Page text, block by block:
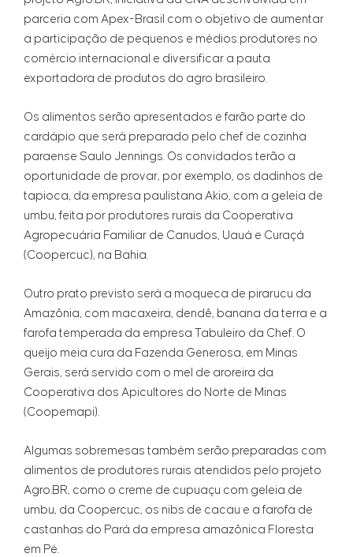
parceria com Apex-Brasil com o objetivo de aumentar
a participação de pequenos e médios produtores no
comércio internacional e diversificar a pauta
exportadora de produtos do agro brasileiro.
Os alimentos serão apresentados e farão parte do
cardápio que será preparado pelo chef de cozinha
paraense Saulo Jennings. Os convidados terão a
oportunidade de provar, por exemplo, os dadinhos de
tapioca, da empresa paulistana Akio, com a geleia de
umbu, feita por produtores rurais da Cooperativa
Agropecuária Familiar de Canudos, Uauá e Curaçá
(Coopercuc), na Bahia.
Outro prato previsto será a moqueca de pirarucu da
Amazônia, com macaxeira, dendê, banana da terra e a
farofa temperada da empresa Tabuleiro da Chef. O
queijo meia cura da Fazenda Generosa, em Minas
Gerais, será servido com o mel de aroreira da
Cooperativa dos Apicultores do Norte de Minas
(Coopemapi).
Algumas sobremesas também serão preparadas com
alimentos de produtores rurais atendidos pelo projeto
Agro.BR, como o creme de cupuaçu com geleia de
umbu, da Coopercuc, os nibs de cacau e a farofa de
castanhas do Pará da empresa amazônica Floresta
em Pé.